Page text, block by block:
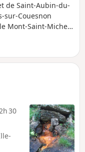
de Saint-Aubin-du-
sur-Couesnon
Mont-Saint-Michel
chemins creux.
2h 30